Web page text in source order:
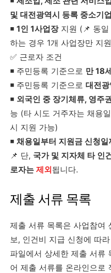
및 대전광역시 등록 중소기
◾ 1인 1사업장지원 (📌 동일
하는 경우 1개 사업장만 지
✅ 근로자 조건
◾ 주민등록 기준으로 만 18
◾ 주민등록 기준으로 대전
◾ 외국인 중 장기체류, 영주
능 (타 시도 거주자는 채용
시 지원 가능)
◾ 채용일부터 지원금 신청일
📌 단, 국가 및 지자체 타 인
로자는 제외됩니다.
제출 서류 목록
제출 서류 목록은 사업참여
보, 인건비 지급 신청에 따
파일에서 상세한 제출 서류
어 제출 서류를 온라인으로